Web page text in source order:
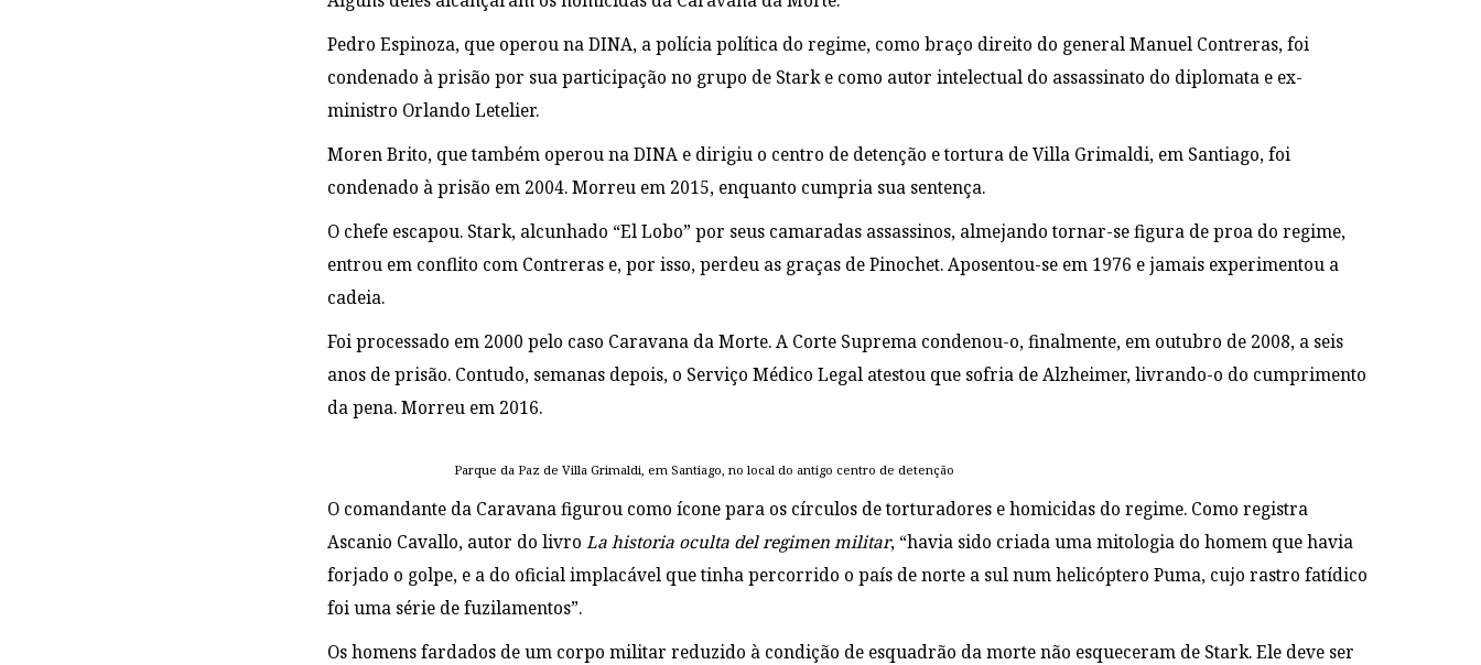
Pedro Espinoza, que operou na DINA, a polícia política do regime, como braço direito do general Manuel Contreras, foi
condenado à prisão por sua participação no grupo de Stark e como autor intelectual do assassinato do diplomata e ex-
ministro Orlando Letelier.
Moren Brito, que também operou na DINA e dirigiu o centro de detenção e tortura de Villa Grimaldi, em Santiago, foi
condenado à prisão em 2004. Morreu em 2015, enquanto cumpria sua sentença.
O chefe escapou. Stark, alcunhado “El Lobo” por seus camaradas assassinos, almejando tornar-se figura de proa do regime,
entrou em conflito com Contreras e, por isso, perdeu as graças de Pinochet. Aposentou-se em 1976 e jamais experimentou a
cadeia.
Foi processado em 2000 pelo caso Caravana da Morte. A Corte Suprema condenou-o, finalmente, em outubro de 2008, a seis
anos de prisão. Contudo, semanas depois, o Serviço Médico Legal atestou que sofria de Alzheimer, livrando-o do cumprimento
da pena. Morreu em 2016.
Parque da Paz de Villa Grimaldi, em Santiago, no local do antigo centro de detenção
O comandante da Caravana figurou como ícone para os círculos de torturadores e homicidas do regime. Como registra
Ascanio Cavallo, autor do livro La historia oculta del regimen militar, “havia sido criada uma mitologia do homem que havia
forjado o golpe, e a do oficial implacável que tinha percorrido o país de norte a sul num helicóptero Puma, cujo rastro fatídico
foi uma série de fuzilamentos”.
Os homens fardados de um corpo militar reduzido à condição de esquadrão da morte não esqueceram de Stark. Ele deve ser